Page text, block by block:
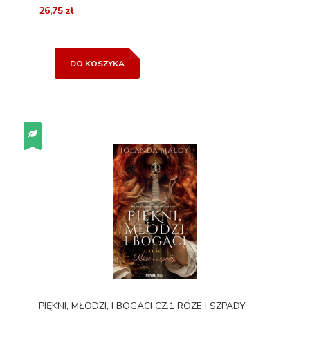
26,75 zł
DO KOSZYKA
PIĘKNI, MŁODZI, I BOGACI CZ.1 RÓŻE I SZPADY